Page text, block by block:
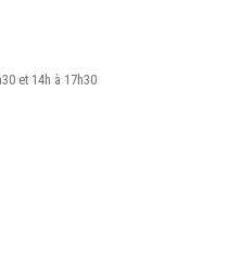
et 14h à 17h30